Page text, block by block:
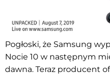
Pogłoski, że Samsung
Nocie 10 w następnym
dawna. Teraz producent